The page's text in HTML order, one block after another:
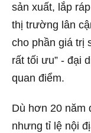
sản xuất, lắp
thị trường lân
cho phần giá trị
rất tối ưu” - đại
quan điểm.
Dù hơn 20 năm
nhưng tỉ lệ nội